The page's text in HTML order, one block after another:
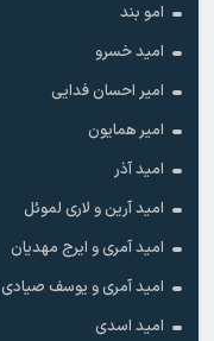
امو بند
امید خسرو
امیر احسان فدایی
امیر همایون
امید آذر
امید آرین و لاری لموئل
امید آمری و ایرج مهدیان
امید آمری و یوسف صیادی
امید اسدی